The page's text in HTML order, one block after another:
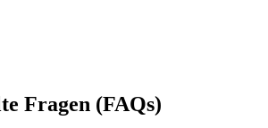
Fragen (FAQs)